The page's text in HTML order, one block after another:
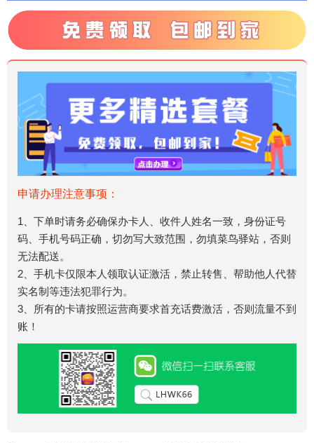
申请办理注意事项：
1、下单时请务必确保办卡人、收件人姓名一致，身份证号
码、手机号码正确，切勿写大致范围，勿填菜鸟驿站，否则
无法配送。
2、手机卡仅限本人领取认证激活，禁止转售、帮助他人代替
实名制等违法犯罪行为。
3、所有的卡请按照运营商要求首充话费激活，否则流量不到
账！